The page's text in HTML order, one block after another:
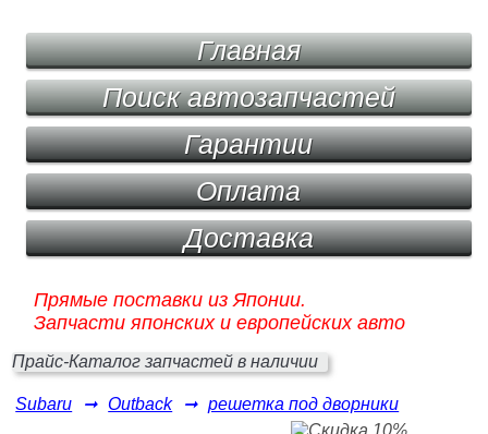
Главная
Поиск автозапчастей
Гарантии
Оплата
Доставка
Прямые поставки из Японии.
Запчасти японских и европейских авто
Прайс-Каталог запчастей в наличии
Subaru ➞ Outback ➞ решетка под дворники